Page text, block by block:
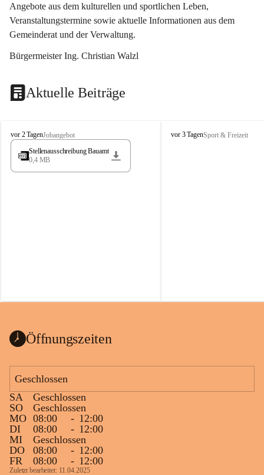
Angebote aus dem kulturellen und sportlichen Leben,
Veranstaltungstermine sowie aktuelle Informationen aus dem
Gemeinderat und der Verwaltung.
Bürgermeister Ing. Christian Walzl
Aktuelle Beiträge
S
t
s
vor 2 TagenJobangebot
Stellenausschreibung Bauamt
0,4 MB
S
vor 3 TagenSport & Freizeit
Öffnungszeiten
Geschlossen
SA
Geschlossen
SO
Geschlossen
MO 08:00 - 12:00
DI
08:00 - 12:00
MI
Geschlossen
DO
08:00 - 12:00
FR
08:00 - 12:00
Zuletzt bearbeitet: 11.04.2025